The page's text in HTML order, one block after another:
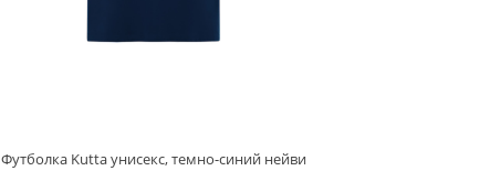
Футболка Kutta унисекс, темно-синий нейви